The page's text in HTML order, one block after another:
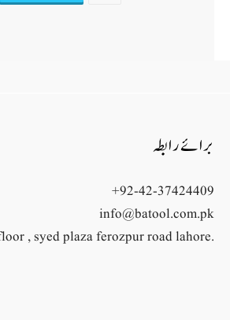
برائے رابطہ
+92-42-37424409
info@batool.com.pk
, syed plaza ferozpur road lahore.